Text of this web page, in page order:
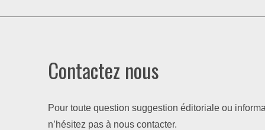
Contactez nous
Pour toute question suggestion éditoriale ou
n’hésitez pas à nous contacter.